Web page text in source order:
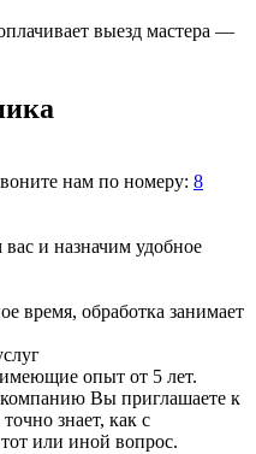
выезд мастера —
нам по номеру: 8
и назначим удобное
время, обработка занимает
опыт от 5 лет.
Вы приглашаете к
знает, как с
или иной вопрос.